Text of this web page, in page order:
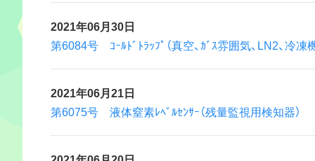
2021年06月30日
第6084号 ｺｰﾙﾄﾞﾄﾗｯﾌﾟ（真空、ｶﾞｽ雰囲気、LN2、冷凍機
2021年06月21日
第6075号 液体窒素ﾚﾍﾞﾙｾﾝｻｰ（残量監視用検知器）